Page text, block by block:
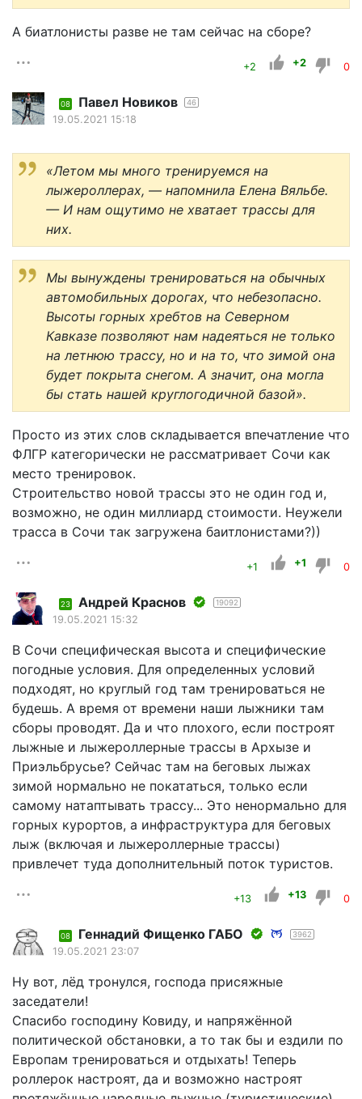
А биатлонисты разве не там сейчас на сборе?
+2 +2 0
08 Павел Новиков 46
19.05.2021 15:18
«Летом мы много тренируемся на
лыжероллерах, — напомнила Елена Вяльбе.
— И нам ощутимо не хватает трассы для
них.
Мы вынуждены тренироваться на обычных
автомобильных дорогах, что небезопасно.
Высоты горных хребтов на Северном
Кавказе позволяют нам надеяться не только
на летнюю трассу, но и на то, что зимой она
будет покрыта снегом. А значит, она могла
бы стать нашей круглогодичной базой».
Просто из этих слов складывается впечатление что
ФЛГР категорически не рассматривает Сочи как
место тренировок.
Строительство новой трассы это не один год и,
возможно, не один миллиард стоимости. Неужели
трасса в Сочи так загружена баитлонистами?))
+1 +1 0
23 Андрей Краснов 19092
19.05.2021 15:32
В Сочи специфическая высота и специфические
погодные условия. Для определенных условий
подходят, но круглый год там тренироваться не
будешь. А время от времени наши лыжники там
сборы проводят. Да и что плохого, если построят
лыжные и лыжероллерные трассы в Архызе и
Приэльбрусье? Сейчас там на беговых лыжах
зимой нормально не покататься, только если
самому натаптывать трассу... Это ненормально для
горных курортов, а инфраструктура для беговых
лыж (включая и лыжероллерные трассы)
привлечет туда дополнительный поток туристов.
+13 +13 0
08 Геннадий Фищенко ГАБО 3962
19.05.2021 23:07
Ну вот, лёд тронулся, господа присяжные
заседатели!
Спасибо господину Ковиду, и напряжённой
политической обстановки, а то так бы и ездили по
Европам тренироваться и отдыхать! Теперь
роллерок настроят, да и возможно настроят